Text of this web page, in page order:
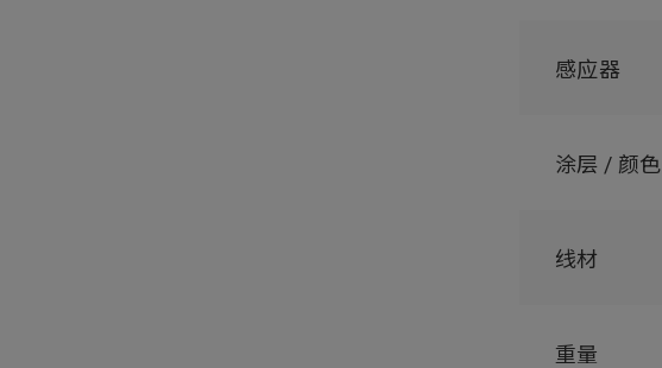
感应器
涂层 / 颜色
线材
重量